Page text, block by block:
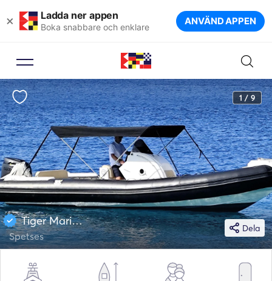
× Ladda ner appen
Boka snabbare och enklare ANVÄND APPEN
1 / 9
Dela
Tiger Marine 28
Spetses